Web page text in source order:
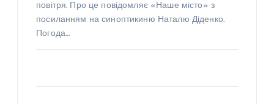
повітря. Про це повідомляє «Наше місто» з
посиланням на синоптикиню Наталю Діденко.
Погода…